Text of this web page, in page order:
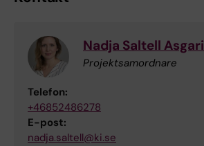
Nadja Saltell Asgari
Projektsamordnare
Telefon:
+46852486278
E-post:
nadja.saltell@ki.se